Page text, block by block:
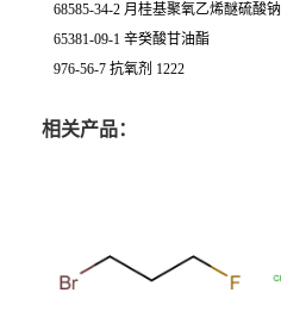
68585-34-2 月桂基聚氧乙烯醚硫酸钠
65381-09-1 辛癸酸甘油酯
976-56-7 抗氧剂 1222
相关产品：